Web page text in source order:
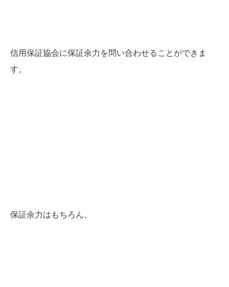
信用保証協会に保証余力を問い合わせることができま
す。
保証余力はもちろん、